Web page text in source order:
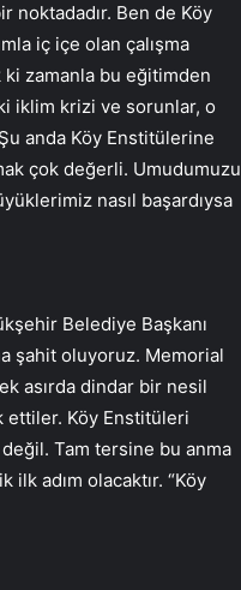
Ben de Köy
iç içe olan çalışma
zamanla bu eğitimden
iklim krizi ve sorunlar, o
anda Köy Enstitülerine
çok değerli. Umudumuzu
nasıl başardıysa
Belediye Başkanı
şahit oluyoruz. Memorial
asırda dindar bir nesil
ettiler. Köy Enstitüleri
değil. Tam tersine bu anma
adım olacaktır. “Köy